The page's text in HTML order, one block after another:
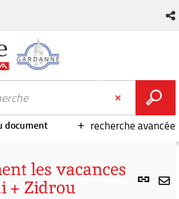
recherche avancée
document
Lien
les vacances
+ Zidrou